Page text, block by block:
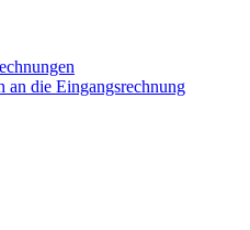
an die Eingangsrechnung